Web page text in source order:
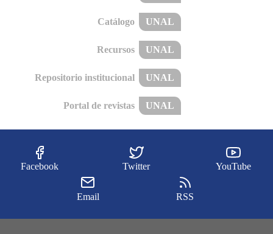
Catálogo UNAL
Recursos UNAL
Repositorio institucional UNAL
Portal de revistas UNAL
Facebook Twitter YouTube
Email RSS